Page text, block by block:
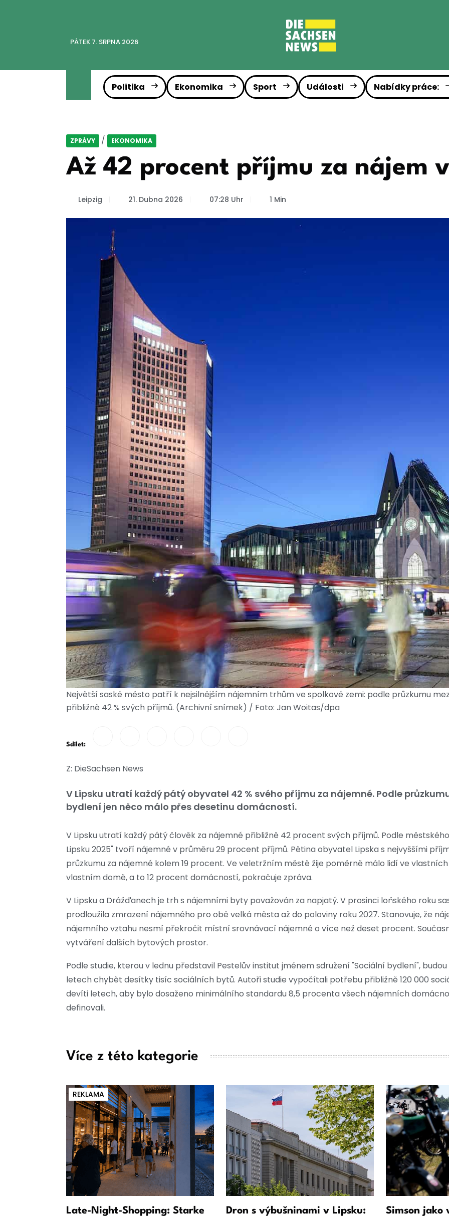
PÁTEK 7. SRPNA 2026
Politika Ekonomika Sport Události Nabídky práce:
ZPRÁVY / EKONOMIKA
Až 42 procent příjmu za nájem
Leipzig 21. Dubna 2026 07:28 Uhr 1 Min
Největší saské město patří k nejsilnějším nájemním trhům ve spolkové zemi: podle průzkumu
přibližně 42 % svých příjmů. (Archivní snímek) / Foto: Jan Woitas/dpa
Sdílet:
Z: DieSachsen News
V Lipsku utratí každý pátý obyvatel 42 % svého příjmu za nájemné. Podle
bydlení jen něco málo přes desetinu domácností.
V Lipsku utratí každý pátý člověk za nájemné přibližně 42 procent svých příjmů. Podle
Lipsku 2025" tvoří nájemné v průměru 29 procent příjmů. Pětina obyvatel Lipska s nejvyššími
průzkumu za nájemné kolem 19 procent. Ve veletržním městě žije poměrně málo lidí ve
vlastním domě, a to 12 procent domácností, pokračuje zpráva.
V Lipsku a Drážďanech je trh s nájemními byty považován za napjatý. V prosinci loňského roku
prodloužila zmrazení nájemného pro obě velká města až do poloviny roku 2027. Stanovuje, že
nájemního vztahu nesmí překročit místní srovnávací nájemné o více než deset procent.
vytváření dalších bytových prostor.
Podle studie, kterou v lednu představil Pestelův institut jménem sdružení "Sociální bydlení",
letech chybět desítky tisíc sociálních bytů. Autoři studie vypočítali potřebu přibližně 120 000
devíti letech, aby bylo dosaženo minimálního standardu 8,5 procenta všech nájemních
definovali.
Více z této kategorie
REKLAMA
Late-Night-Shopping: Starke
Dron s výbušninami v Lipsku:
Simson jako